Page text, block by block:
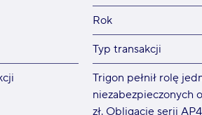
Rok
Typ transakcji
Trigon pełnił rolę
niezabezpieczonych
zł. Obligacje serii